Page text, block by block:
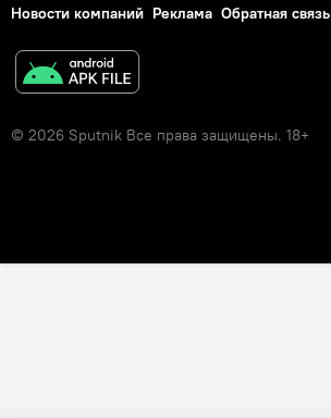
Новости компаний Реклама Обратная связь
© 2026 Sputnik Все права защищены. 18+